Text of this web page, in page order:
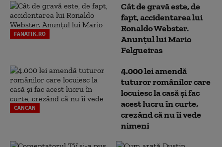
FANATIK.RO
Cât de gravă este, de
fapt, accidentarea lui
Ronaldo Webster.
Anunțul lui Mario
Felgueiras
CANCAN
4.000 lei amendă
tuturor românilor care
locuiesc la casă și fac
acest lucru în curte,
crezând că nu îi vede
nimeni